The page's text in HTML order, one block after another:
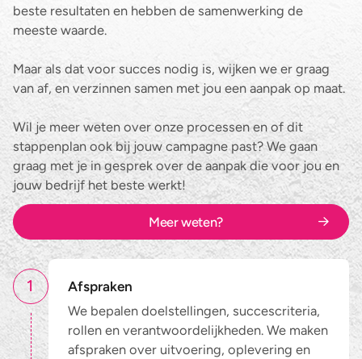
beste resultaten en hebben de samenwerking de
meeste waarde.
Maar als dat voor succes nodig is, wijken we er graag
van af, en verzinnen samen met jou een aanpak op maat.
Wil je meer weten over onze processen en of dit
stappenplan ook bij jouw campagne past? We gaan
graag met je in gesprek over de aanpak die voor jou en
jouw bedrijf het beste werkt!
Meer weten?
1
Afspraken
We bepalen doelstellingen, succescriteria,
rollen en verantwoordelijkheden. We maken
afspraken over uitvoering, oplevering en